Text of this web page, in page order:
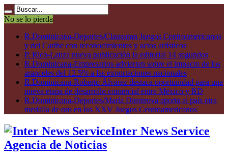
No se lo pierda
R.Dominicana-Deportes/Clausuran Juegos Centroamericanos
y del Caribe con reconocimientos y actos artísticos
P. Rico-Lanza nueva publicación la editorial 14 segundos
R.Dominicana-Empresarios advierten sobre el impacto de los
aranceles del 12.5% a las exportaciones nacionales
R.Dominicana-Roberto Álvarez destaca oportunidad para una
nueva etapa de desarrollo comercial entre México y RD
R.Dominicana-Deportes/María Dimitrova aporta al país otra
medalla de oro en los XXV Juegos Centroamericanos
Inter News Service
Agencia de Noticias